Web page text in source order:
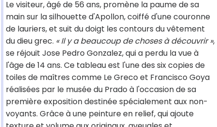
Le visiteur, âgé de 56 ans, promène la paume de sa
main sur la silhouette d'Apollon, coiffé d'une couronne
de lauriers, et suit du doigt les contours du vêtement
du dieu grec. « Il y a beaucoup de choses à découvrir »,
se réjouit Jose Pedro Gonzalez, qui a perdu la vue à
l'âge de 14 ans. Ce tableau est l'une des six copies de
toiles de maîtres comme Le Greco et Francisco Goya
réalisées par le musée du Prado à l'occasion de sa
première exposition destinée spécialement aux non-
voyants. Grâce à une peinture en relief, qui ajoute